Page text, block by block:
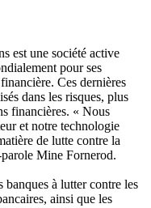
est une société active
pour ses
Ces dernières
dans les risques, plus
financières. « Nous
et notre technologie
de lutte contre la
Mine Fornerod.
à lutter contre les
ainsi que les